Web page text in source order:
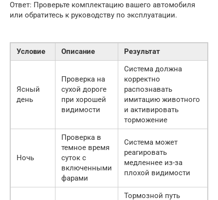
Ответ: Проверьте комплектацию вашего автомобиля
или обратитесь к руководству по эксплуатации.
Условие Описание Результат
Ясный
день
Проверка на
сухой дороге
при хорошей
видимости
Система должна
корректно
распознавать
имитацию животного
и активировать
торможение
Ночь
Проверка в
темное время
суток с
включенными
фарами
Система может
реагировать
медленнее из-за
плохой видимости
Тормозной путь